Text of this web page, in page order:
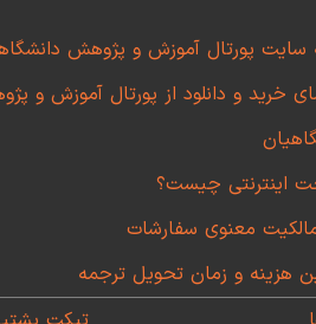
سایت پورتال آموزش و پژوهش
خرید و دانلود از پورتال آموزش و
اینترنتی چیست؟
معنوی سفارشات
هزینه و زمان تحویل ترجمه